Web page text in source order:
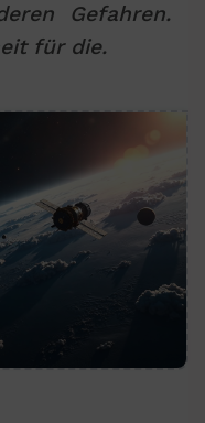
Gefahren.
für die.